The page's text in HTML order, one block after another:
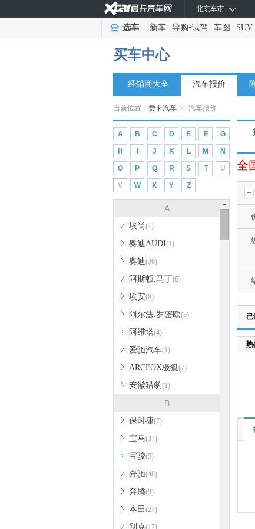
北京车市
选车 新车 导购•试驾 车图 SUV
买车中心
经销商大全 汽车报价
当前位置： 爱卡汽车 > 汽车报价
A B C D E F G
H J K L M N
O P Q R S T U
V W X Y Z
A
埃尚(1)
奥迪AUDI(1)
奥迪(36)
阿斯顿.马丁(6)
埃安(8)
阿尔法.罗密欧(3)
阿维塔(4)
爱驰汽车(1)
ARCFOX极狐(7)
安徽猎豹(1)
B
保时捷(7)
宝马(37)
宝骏(5)
奔驰(48)
奔腾(9)
本田 (27)
别克(17)
全
已